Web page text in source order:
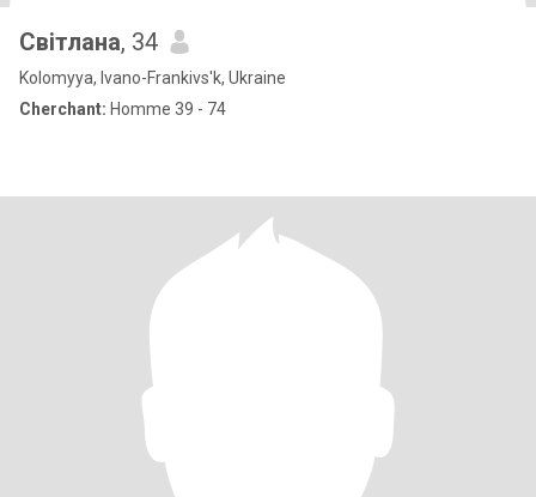
Світлана, 34
Kolomyya, Ivano-Frankivs'k, Ukraine
Cherchant: Homme 39 - 74